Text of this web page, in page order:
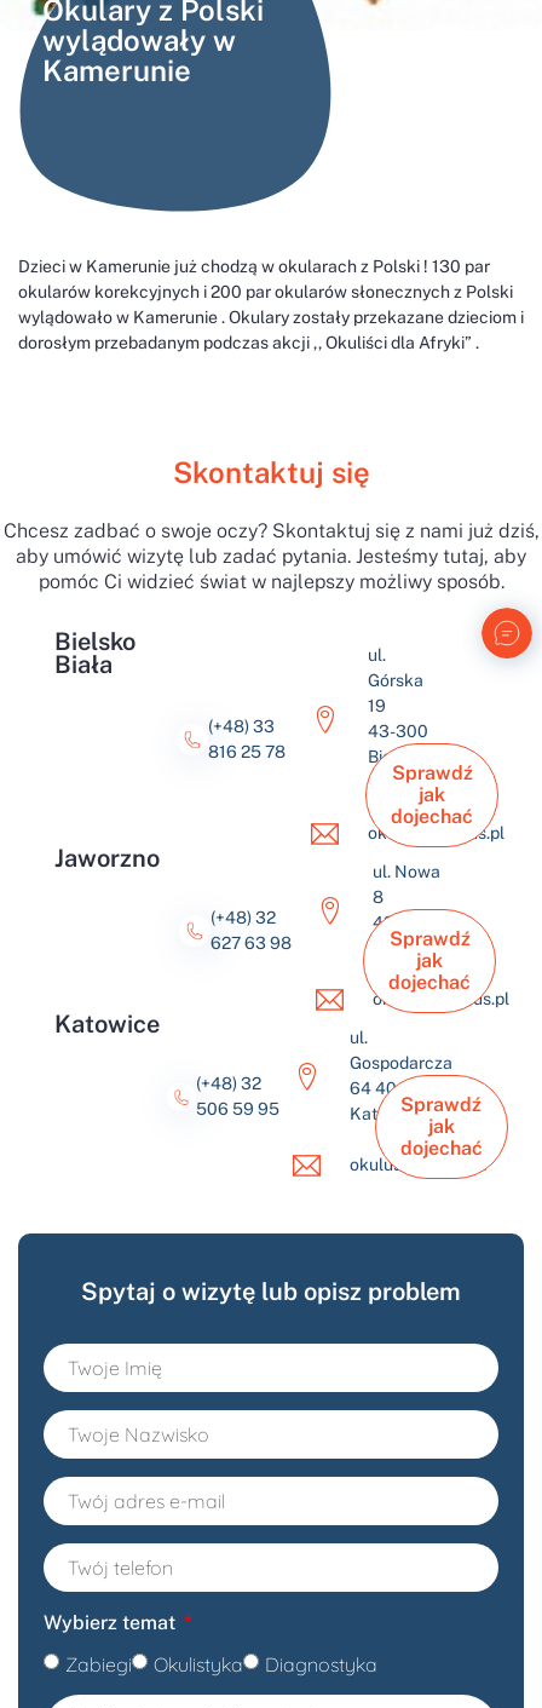
Okulary z Polski
wylądowały w
Kamerunie
Dzieci w Kamerunie już chodzą w okularach z Polski ! 130 par
okularów korekcyjnych i 200 par okularów słonecznych z Polski
wylądowało w Kamerunie . Okulary zostały przekazane dzieciom i
dorosłym przebadanym podczas akcji ,, Okuliści dla Afryki” .
Skontaktuj się
Chcesz zadbać o swoje oczy? Skontaktuj się z nami już dziś,
aby umówić wizytę lub zadać pytania. Jesteśmy tutaj, aby
pomóc Ci widzieć świat w najlepszy możliwy sposób.
Bielsko
Biała
(+48) 33
816 25 78
ul.
Górska
19
43-300
Bielsko-
Biała
okulus@okulus.pl
Sprawdź
jak
dojechać
Jaworzno
(+48) 32
627 63 98
ul. Nowa
8
43-600
Jaworzno
okulus@okulus.pl
Sprawdź
jak
dojechać
Katowice
(+48) 32
506 59 95
ul.
Gospodarcza
64 40-432
Katowice
okulus@okulus.pl
Sprawdź
jak
dojechać
Spytaj o wizytę lub opisz problem
Wybierz temat
Zabiegi Okulistyka Diagnostyka